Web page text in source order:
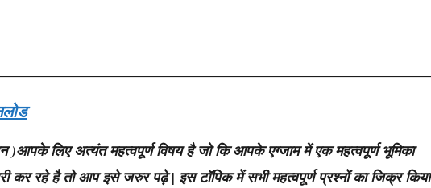
)आपके लिए अत्यंत महत्वपूर्ण विषय है जो कि आपके एग्जाम में एक महत्वपूर्ण भूमिका
कर रहे है तो आप इसे जरुर पढ़े | इस टॉपिक में सभी महत्वपूर्ण प्रश्नों का जिक्र किया